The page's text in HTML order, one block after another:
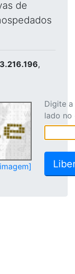
de
,
Digite
lado no